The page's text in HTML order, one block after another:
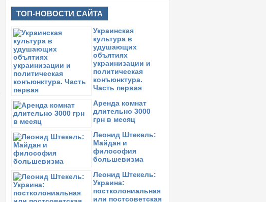
ТОП-НОВОСТИ САЙТА
Украинская
культура в
удушающих
объятиях
украинизации и
политическая
конъюнктура.
Часть первая
Аренда комнат
длительно 3000
грн в месяц
Леонид Штекель:
Майдан и
философия
большевизма
Леонид Штекель:
Украина:
постколониальная
или постсоветская